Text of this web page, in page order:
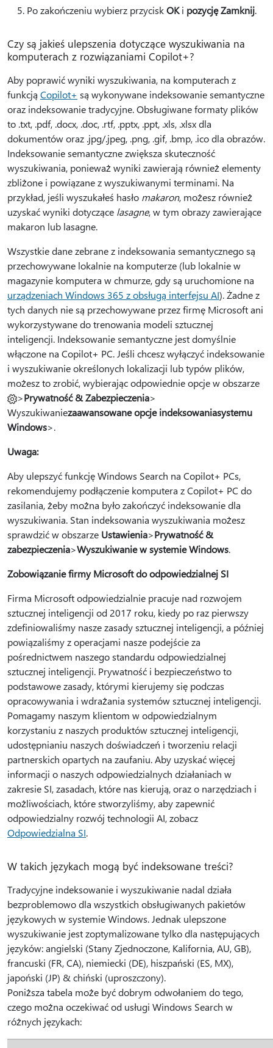
Po zakończeniu wybierz przyciskOKi pozycję Zamknij.
Czy są jakieś ulepszenia dotyczące wyszukiwania na
komputerach z rozwiązaniami Copilot+?
Aby poprawić wyniki wyszukiwania, na komputerach z
funkcją Copilot+ są wykonywane indeksowanie semantyczne
oraz indeksowanie tradycyjne. Obsługiwane formaty plików
to .txt, .pdf, .docx, .doc, .rtf, .pptx, .ppt, .xls, .xlsx dla
dokumentów oraz .jpg/.jpeg, .png, .gif, .bmp, .ico dla obrazów.
Indeksowanie semantyczne zwiększa skuteczność
wyszukiwania, ponieważ wyniki zawierają również elementy
zbliżone i powiązane z wyszukiwanymi terminami. Na
przykład, jeśli wyszukałeś hasło makaron, możesz również
uzyskać wyniki dotyczące lasagne, w tym obrazy zawierające
makaron lub lasagne.
Wszystkie dane zebrane z indeksowania semantycznego są
przechowywane lokalnie na komputerze (lub lokalnie w
magazynie komputera w chmurze, gdy są uruchomione na
urządzeniach Windows 365 z obsługą interfejsu AI). Żadne z
tych danych nie są przechowywane przez firmę Microsoft ani
wykorzystywane do trenowania modeli sztucznej
inteligencji. Indeksowanie semantyczne jest domyślnie
włączone na Copilot+ PC. Jeśli chcesz wyłączyć indeksowanie
i wyszukiwanie określonych lokalizacji lub typów plików,
możesz to zrobić, wybierając odpowiednie opcje w obszarze
>Prywatność & Zabezpieczenia>
Wyszukiwaniezaawansowane opcje indeksowaniasystemu
Windows>.
Uwaga:
Aby ulepszyć funkcję Windows Search na Copilot+ PCs,
rekomendujemy podłączenie komputera z Copilot+ PC do
zasilania, żeby można było zakończyć indeksowanie dla
wyszukiwania. Stan indeksowania wyszukiwania możesz
sprawdzić w obszarze Ustawienia>Prywatność &
zabezpieczenia>Wyszukiwanie w systemie Windows.
Zobowiązanie firmy Microsoft do odpowiedzialnej SI
Firma Microsoft odpowiedzialnie pracuje nad rozwojem
sztucznej inteligencji od 2017 roku, kiedy po raz pierwszy
zdefiniowaliśmy nasze zasady sztucznej inteligencji, a później
powiązaliśmy z operacjami nasze podejście za
pośrednictwem naszego standardu odpowiedzialnej
sztucznej inteligencji. Prywatność i bezpieczeństwo to
podstawowe zasady, którymi kierujemy się podczas
opracowywania i wdrażania systemów sztucznej inteligencji.
Pomagamy naszym klientom w odpowiedzialnym
korzystaniu z naszych produktów sztucznej inteligencji,
udostępnianiu naszych doświadczeń i tworzeniu relacji
partnerskich opartych na zaufaniu. Aby uzyskać więcej
informacji o naszych odpowiedzialnych działaniach w
zakresie SI, zasadach, które nas kierują, oraz o narzędziach i
możliwościach, które stworzyliśmy, aby zapewnić
odpowiedzialny rozwój technologii AI, zobacz
Odpowiedzialna SI.
W takich językach mogą być indeksowane treści?
Tradycyjne indeksowanie i wyszukiwanie nadal działa
bezproblemowo dla wszystkich obsługiwanych pakietów
językowych w systemie Windows. Jednak ulepszone
wyszukiwanie jest zoptymalizowane tylko dla następujących
języków: angielski (Stany Zjednoczone, Kalifornia, AU, GB),
francuski (FR, CA), niemiecki (DE), hiszpański (ES, MX),
japoński (JP) & chiński (uproszczony).
Poniższa tabela może być dobrym odwołaniem do tego,
czego można oczekiwać od usługi Windows Search w
różnych językach: